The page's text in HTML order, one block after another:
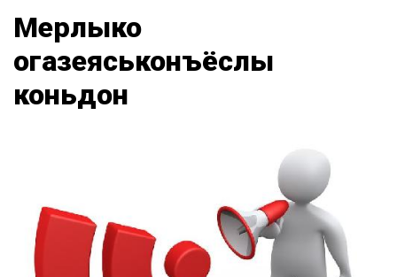
Мерлыко
огазеяськонъёслы
коньдон